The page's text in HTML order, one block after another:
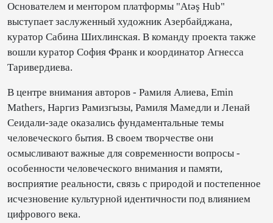
Основателем и ментором платформы "Atəş Hub"
выступает заслуженный художник Азербайджана,
куратор Сабина Шихлинская. В команду проекта также
вошли куратор София Франк и координатор Агнесса
Таривердиева.
В центре внимания авторов - Рамиля Алиева, Emin
Mathers, Наргиз Рамизгызы, Рамиля Мамедли и Ленай
Сеидали-заде оказались фундаментальные темы
человеческого бытия. В своем творчестве они
осмысливают важные для современности вопросы -
особенности человеческого внимания и памяти,
восприятие реальности, связь с природой и постепенное
исчезновение культурной идентичности под влиянием
цифрового века.